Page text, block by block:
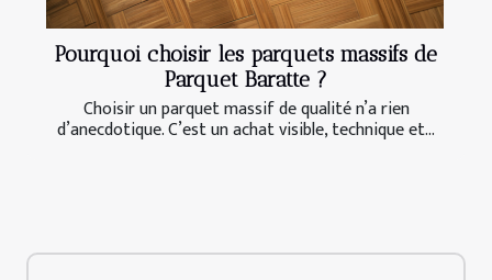
Pourquoi choisir les parquets massifs de
Parquet Baratte ?
Choisir un parquet massif de qualité n’a rien
d’anecdotique. C’est un achat visible, technique et...